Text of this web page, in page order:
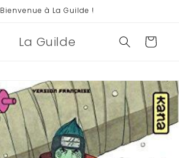
Bienvenue à La Guilde !
La Guilde Panier